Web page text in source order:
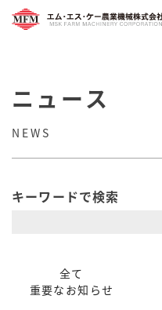
ニュース
NEWS
キーワードで検索
全て
重要なお知らせ